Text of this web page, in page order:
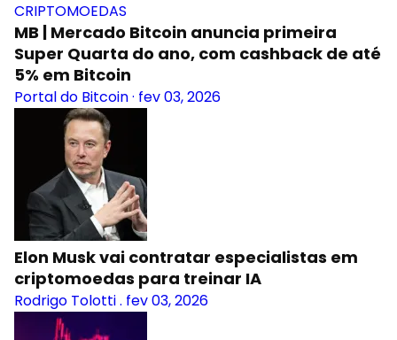
CRIPTOMOEDAS
MB | Mercado Bitcoin anuncia primeira
Super Quarta do ano, com cashback de até
5% em Bitcoin
Portal do Bitcoin· fev 03, 2026
Elon Musk vai contratar especialistas em
criptomoedas para treinar IA
Rodrigo Tolotti. fev 03, 2026